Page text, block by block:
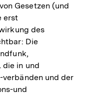
Gesetzen (und
erst
des
Die
die in und
und der
und